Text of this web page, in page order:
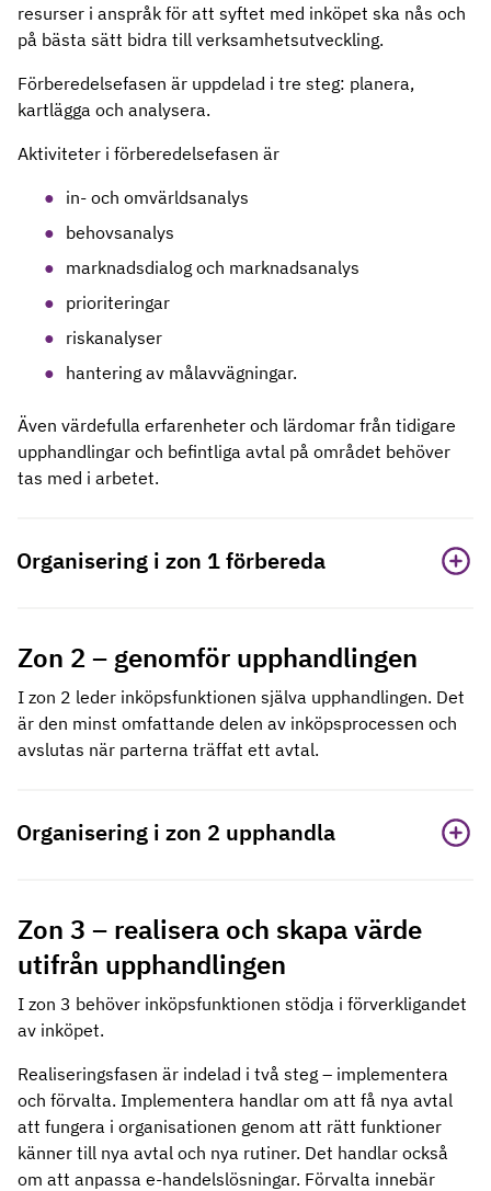
resurser i anspråk för att syftet med inköpet ska nås och
på bästa sätt bidra till verksamhetsutveckling.
Förberedelsefasen är uppdelad i tre steg: planera,
kartlägga och analysera.
Aktiviteter i förberedelsefasen är
in- och omvärldsanalys
behovsanalys
marknadsdialog och marknadsanalys
prioriteringar
riskanalyser
hantering av målavvägningar.
Även värdefulla erfarenheter och lärdomar från tidigare
upphandlingar och befintliga avtal på området behöver
tas med i arbetet.
Organisering i zon 1 förbereda
Zon 2 – genomför upphandlingen
I zon 2 leder inköpsfunktionen själva upphandlingen. Det
är den minst omfattande delen av inköpsprocessen och
avslutas när parterna träffat ett avtal.
Organisering i zon 2 upphandla
Zon 3 – realisera och skapa värde
utifrån upphandlingen
I zon 3 behöver inköpsfunktionen stödja i förverkligandet
av inköpet.
Realiseringsfasen är indelad i två steg – implementera
och förvalta. Implementera handlar om att få nya avtal
att fungera i organisationen genom att rätt funktioner
känner till nya avtal och nya rutiner. Det handlar också
om att anpassa e-handelslösningar. Förvalta innebär